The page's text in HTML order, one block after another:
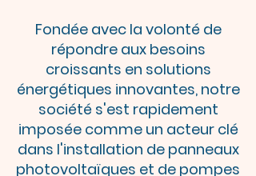
Fondée avec la volonté de
répondre aux besoins
croissants en solutions
énergétiques innovantes, notre
société s'est rapidement
imposée comme un acteur clé
dans l'installation de panneaux
photovoltaïques et de pompes